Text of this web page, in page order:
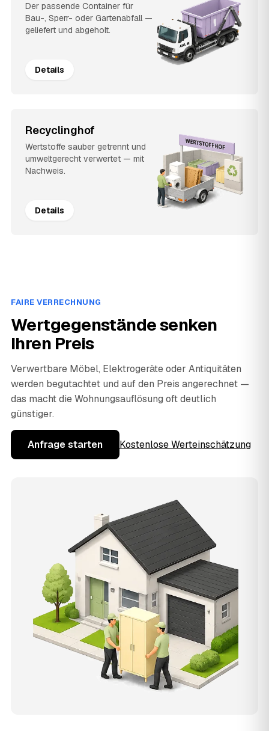
Der passende Container für
Bau-, Sperr- oder Gartenabfall —
geliefert und abgeholt.
Details
Recyclinghof
Wertstoffe sauber getrennt und
umweltgerecht verwertet — mit
Nachweis.
Details
FAIRE VERRECHNUNG
Wertgegenstände senken
Ihren Preis
Verwertbare Möbel, Elektrogeräte oder Antiquitäten
werden begutachtet und auf den Preis angerechnet —
das macht die Wohnungsauflösung oft deutlich
günstiger.
Anfrage starten Kostenlose Werteinschätzung